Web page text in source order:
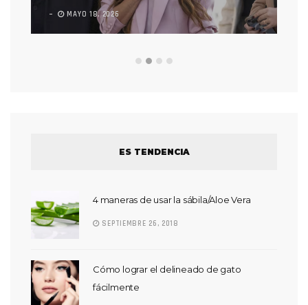
LEAVE A COMMENT FEBRERO 17, 2023
ES TENDENCIA
4 maneras de usar la sábila/Aloe Vera
SEPTIEMBRE 26, 2018
Cómo lograr el delineado de gato
fácilmente